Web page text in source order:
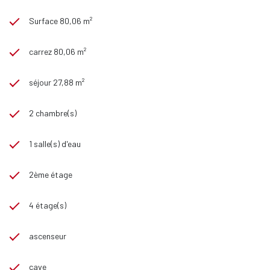
Surface 80,06 m²
carrez 80,06 m²
séjour 27,88 m²
2 chambre(s)
1 salle(s) d'eau
2ème étage
4 étage(s)
ascenseur
cave